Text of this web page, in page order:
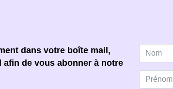
dans votre boîte mail,
de vous abonner à notre